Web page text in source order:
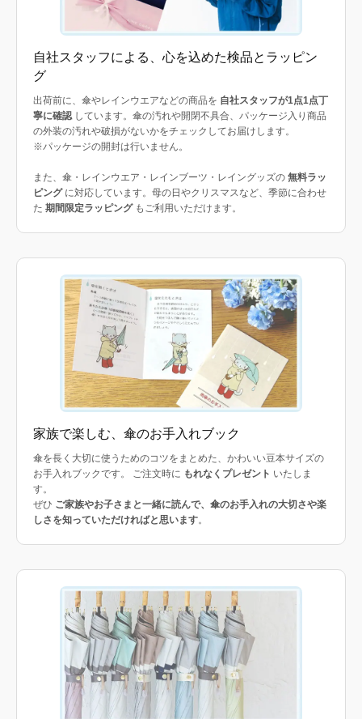
自社スタッフによる、心を込めた検品とラッピン
グ
出荷前に、傘やレインウエアなどの商品を 自社スタッフが1点1点丁
寧に確認しています。傘の汚れや開閉不具合、パッケージ入り商品
の外装の汚れや破損がないかをチェックしてお届けします。
※パッケージの開封は行いません。
また、傘・レインウエア・レインブーツ・レイングッズの 無料ラッ
ピングに対応しています。母の日やクリスマスなど、季節に合わせ
た 期間限定ラッピングもご利用いただけます。
家族で楽しむ、傘のお手入れブック
傘を長く大切に使うためのコツをまとめた、かわいい豆本サイズの
お手入れブックです。 ご注文時に もれなくプレゼント いたしま
す。
ぜひ ご家族やお子さまと一緒に読んで、傘のお手入れの大切さや楽
しさを知っていただければと思います。